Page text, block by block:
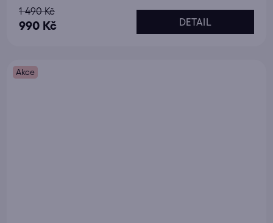
Průměrné
hodnocení
5,0
990 Kč
1 490 Kč
DETAIL
Akce